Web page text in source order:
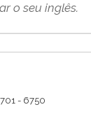
o seu inglês.
- 6750